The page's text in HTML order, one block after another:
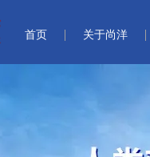
首页 关于尚洋